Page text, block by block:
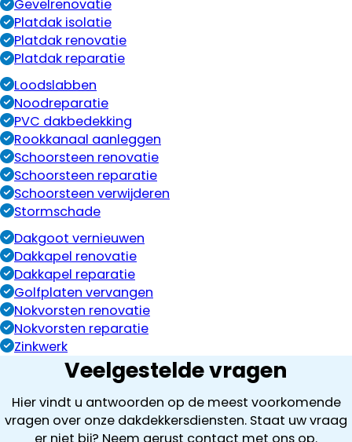
Gevelrenovatie
Platdak isolatie
Platdak renovatie
Platdak reparatie
Loodslabben
Noodreparatie
PVC dakbedekking
Rookkanaal aanleggen
Schoorsteen renovatie
Schoorsteen reparatie
Schoorsteen verwijderen
Stormschade
Dakgoot vernieuwen
Dakkapel renovatie
Dakkapel reparatie
Golfplaten vervangen
Nokvorsten renovatie
Nokvorsten reparatie
Zinkwerk
Veelgestelde vragen
Hier vindt u antwoorden op de meest voorkomende
vragen over onze dakdekkersdiensten. Staat uw vraag
er niet bij? Neem gerust contact met ons op.